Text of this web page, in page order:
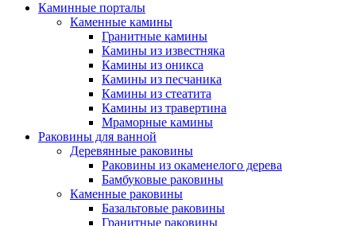
Каминные порталы
Каменные камины
Гранитные камины
Камины из известняка
Камины из оникса
Камины из песчаника
Камины из стеатита
Камины из травертина
Мраморные камины
Раковины для ванной
Деревянные раковины
Раковины из окаменелого дерева
Бамбуковые раковины
Каменные раковины
Базальтовые раковины
Гранитные раковины